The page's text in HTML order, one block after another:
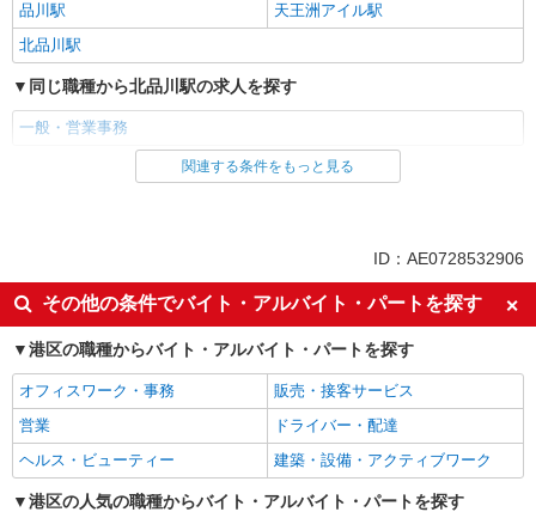
品川駅
天王洲アイル駅
北品川駅
同じ職種から北品川駅の求人を探す
一般・営業事務
同じ雇用形態から北品川駅の求人を探す
土日祝休み
朝
昼
夕方
夜
服装自由
フレックスタイム制
在宅ワーク・テレワーク可
入社日応相談
Web面接OK
友達と応募OK
職場見学OKまたは説明会あり
未経験歓迎
経験者・有資格者歓迎
関連する条件をもっと見る
ID：AE0728532906
その他の条件でバイト・アルバイト・パートを探す
港区の職種からバイト・アルバイト・パートを探す
オフィスワーク・事務
販売・接客サービス
営業
ドライバー・配達
ヘルス・ビューティー
建築・設備・アクティブワーク
港区の人気の職種からバイト・アルバイト・パートを探す